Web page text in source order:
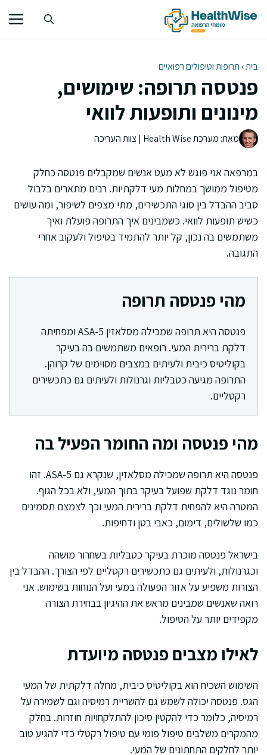
לתוכן
בית› תרופות וטיפולים רפואיים
פנטסה תרופה: שימושים,
מינונים ותופעות לוואי
מאת: מערכת Health Wise | צוות העריכה
במרפאה אני פוגש לא מעט אנשים שמקבלים פנטסה כחלק
מטיפול ממושך במחלות מעי דלקתיות. רבים מתארים בלבול
סביב ההבדל בין סוגי התכשירים, מתי מצפים לשיפור, ומה עושים
כשיש תופעות לוואי. כשמבינים איך התרופה פועלת ואיך
משתמשים בה נכון, קל יותר להתמיד בטיפול ולעקוב אחרי
התגובה.
מהי פנטסה תרופה
פנטסה היא תרופה שמכילה מסלאזין 5-ASA ומפחיתה
דלקת ברירית המעי. רופאים משתמשים בה בעיקר
בקוליטיס כיבית ולעיתים במצבים מסוימים של קרוהן.
התרופה מגיעה כטבליות וגרנולות ולעיתים גם כתכשירים
רקטליים.
מהי פנטסה ומה החומר הפעיל בה
פנטסה היא תרופה שמכילה מסלאזין, שנקרא גם 5-ASA. זהו
חומר נוגד דלקת שפועל בעיקר בתוך המעי, ולא בכל הגוף.
המטרה היא להפחית דלקת ברירית המעי וכך לצמצם תסמינים
כמו שלשולים, דימום, כאבי בטן ודחיפות.
בישראל פנטסה מוכרת בעיקר כטבליות בשחרור מושהה
וכגרנולות, ולעיתים גם כתכשירים רקטליים לפי הצורך. ההבדל בין
הצורות משפיע על אזור הפעולה במעי ועל הנוחות בשימוש. אני
רואה שאנשים שמבינים מראש את ההיגיון בבחירת הצורה
מקפידים יותר על הטיפול.
לאילו מצבים פנטסה מיועדת
השימוש השכיח הוא בקוליטיס כיבית, מחלה דלקתית של המעי
הגס. פנטסה יכולה לשמש גם להשריית רמיסיה וגם לשמירה על
רמיסיה, כלומר כדי להקטין סיכון להתלקחויות חוזרות. בחלק
מהמקרים משלבים טיפול פומי עם טיפול רקטלי כדי להגיע טוב
יותר לחלקים התחתונים של המעי.